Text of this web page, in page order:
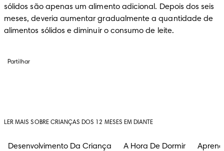
sólidos são apenas um alimento adicional. Depois dos seis
meses, deveria aumentar gradualmente a quantidade de
alimentos sólidos e diminuir o consumo de leite.
Partilhar
LER MAIS SOBRE CRIANÇAS DOS 12 MESES EM DIANTE
Desenvolvimento Da Criança A Hora De Dormir